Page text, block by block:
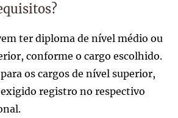
ter diploma de nível médio ou
conforme o cargo escolhido.
os cargos de nível superior,
registro no respectivo